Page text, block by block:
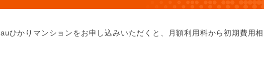
auひかりマンションをお申し込みいただくと、月額利用料から初期費用相